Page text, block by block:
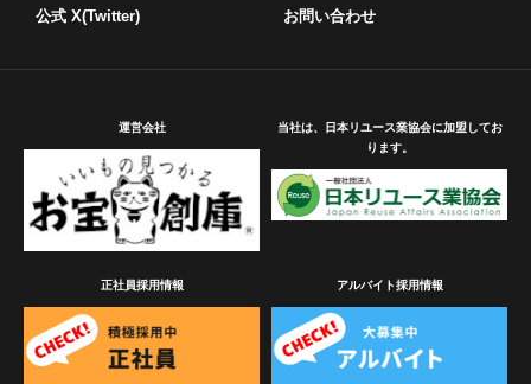
公式 X(Twitter) お問い合わせ
運営会社
当社は、日本リユース業協会に加盟してお
ります。
正社員採用情報 アルバイト採用情報